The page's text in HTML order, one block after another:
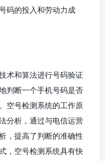
码的投入和劳动力成
术和算法进行号码验证
判断一个手机号码是否
空号检测系统的工作原
分析，通过与电信运营
，提高了判断的准确性
，空号检测系统具有快